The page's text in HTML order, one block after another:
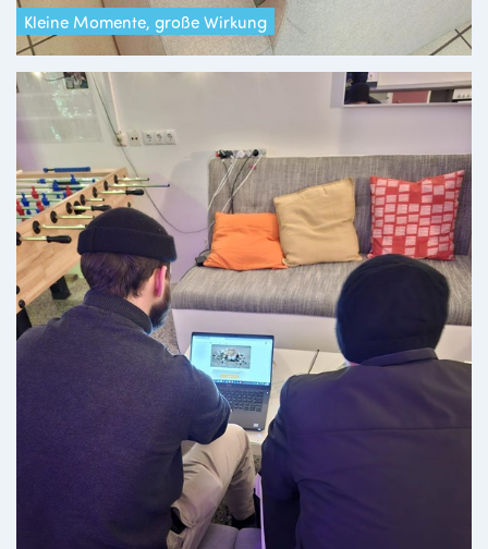
Kleine Momente, große Wirkung